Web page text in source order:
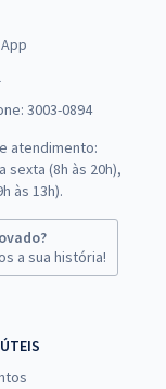
3003-0894
atendimento:
sexta (8h às 20h),
às 13h).
a sua história!